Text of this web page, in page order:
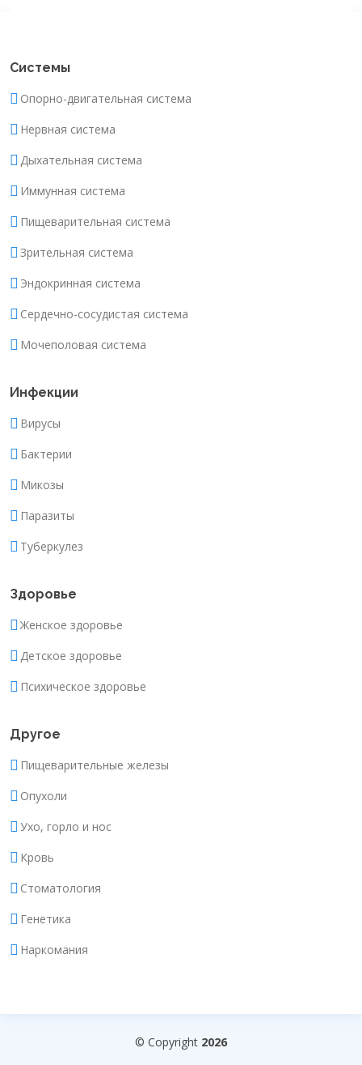
Системы
Опорно-двигательная система
Нервная система
Дыхательная система
Иммунная система
Пищеварительная система
Зрительная система
Эндокринная система
Сердечно-сосудистая система
Мочеполовая система
Инфекции
Вирусы
Бактерии
Микозы
Паразиты
Туберкулез
Здоровье
Женское здоровье
Детское здоровье
Психическое здоровье
Другое
Пищеварительные железы
Опухоли
Ухо, горло и нос
Кровь
Стоматология
Генетика
Наркомания
© Copyright 2026